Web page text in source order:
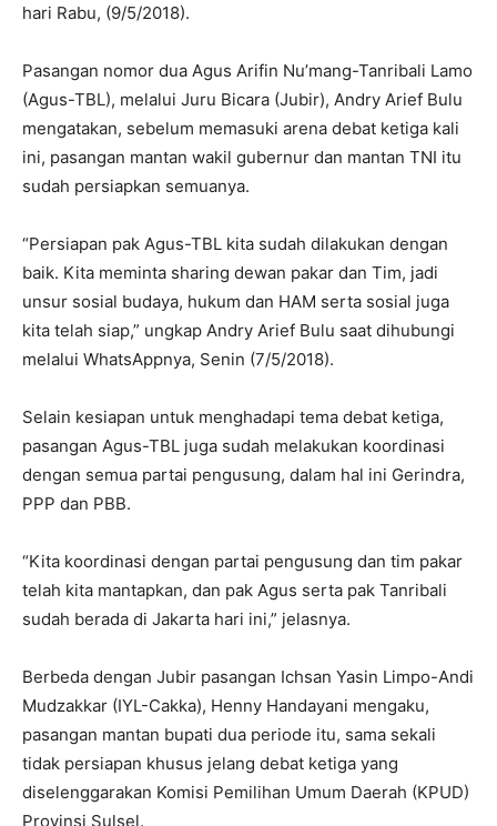
hari Rabu, (9/5/2018).
Pasangan nomor dua Agus Arifin Nu’mang-Tanribali Lamo
(Agus-TBL), melalui Juru Bicara (Jubir), Andry Arief Bulu
mengatakan, sebelum memasuki arena debat ketiga kali
ini, pasangan mantan wakil gubernur dan mantan TNI itu
sudah persiapkan semuanya.
“Persiapan pak Agus-TBL kita sudah dilakukan dengan
baik. Kita meminta sharing dewan pakar dan Tim, jadi
unsur sosial budaya, hukum dan HAM serta sosial juga
kita telah siap,” ungkap Andry Arief Bulu saat dihubungi
melalui WhatsAppnya, Senin (7/5/2018).
Selain kesiapan untuk menghadapi tema debat ketiga,
pasangan Agus-TBL juga sudah melakukan koordinasi
dengan semua partai pengusung, dalam hal ini Gerindra,
PPP dan PBB.
“Kita koordinasi dengan partai pengusung dan tim pakar
telah kita mantapkan, dan pak Agus serta pak Tanribali
sudah berada di Jakarta hari ini,” jelasnya.
Berbeda dengan Jubir pasangan Ichsan Yasin Limpo-Andi
Mudzakkar (IYL-Cakka), Henny Handayani mengaku,
pasangan mantan bupati dua periode itu, sama sekali
tidak persiapan khusus jelang debat ketiga yang
diselenggarakan Komisi Pemilihan Umum Daerah (KPUD)
Provinsi Sulsel.